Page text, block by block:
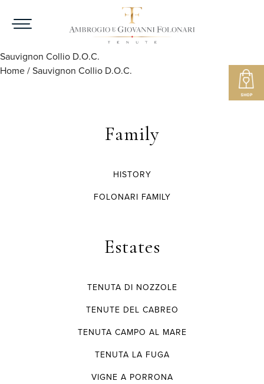
Sauvignon Collio D.O.C.
Home/Sauvignon Collio D.O.C.
Family
HISTORY
FOLONARI FAMILY
Estates
TENUTA DI NOZZOLE
TENUTE DEL CABREO
TENUTA CAMPO AL MARE
TENUTA LA FUGA
VIGNE A PORRONA